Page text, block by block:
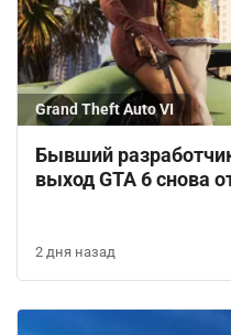
Grand Theft Auto VI
Бывший
выход GTA 6 снова
2 дня назад